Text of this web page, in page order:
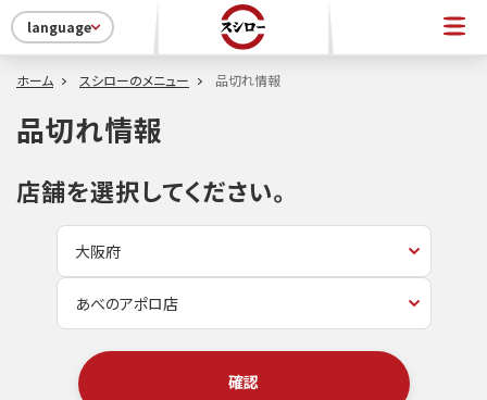
language
ホーム スシローのメニュー 品切れ情報
品切れ情報
店舗を選択してください。
確認